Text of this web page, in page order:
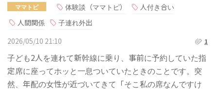
ママトピ 体験談（ママトピ）
人付き合い
人間関係
子連れ外出
2026/05/10 21:10
1
子ども2人を連れて新幹線に乗り、事前に予約していた指
定席に座ってホッと一息ついていたときのことです。突
然、年配の女性が近づいてきて「そこ私の席なんですけ